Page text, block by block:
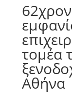
τομέα
Αθήνα